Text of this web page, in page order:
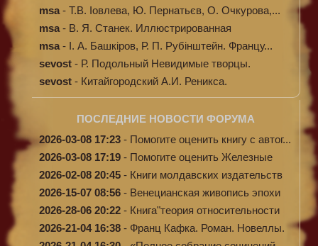
Кибал...
msa - Т.В. Іовлева, Ю. Пернатьєв, О. Очкурова,...
msa - В. Я. Станек. Иллюстрированная
энциклопе...
msa - І. А. Башкіров, Р. П. Рубінштейн. Францу...
sevost - Р. Подольный Невидимые творцы.
sevost - Китайгородский А.И. Реникса.
ПОСЛЕДНИЕ НОВОСТИ ФОРУМА
2026-03-08 17:23 - Помогите оценить книгу с автог...
2026-03-08 17:19 - Помогите оценить Железные
доро...
2026-02-08 20:45 - Книги молдавских издательств
2026-15-07 08:56 - Венецианская живопись эпохи
Во...
2026-28-06 20:22 - Книга"теория относительности
и...
2026-21-04 16:38 - Франц Кафка. Роман. Новеллы.